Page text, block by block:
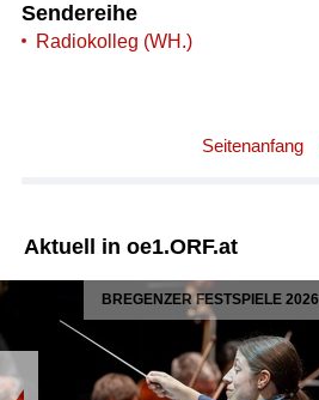
Sendereihe
Radiokolleg (WH.)
Seitenanfang
Aktuell in oe1.ORF.at
BREGENZER FESTSPIELE 2026